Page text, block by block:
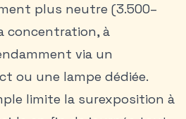
plus neutre (3.500–
concentration, à
via un
ou une lampe dédiée.
limite la surexposition à